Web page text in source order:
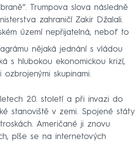
Trumpova slova následně
zahraničí Zakir Džalali.
území nepřijatelná, neboť to
nějaká jednání s vládou
s hlubokou ekonomickou krizí,
skupinami.
20. století a při invazi do
stanoviště v zemi. Spojené státy
Američané ji znovu
píše se na internetových